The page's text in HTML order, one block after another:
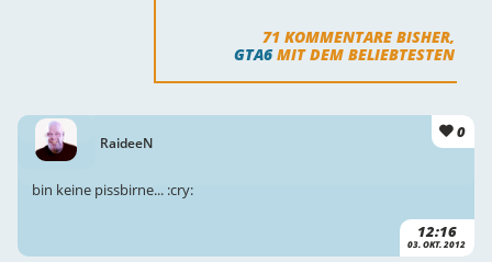
71 KOMMENTARE BISHER,
GTA6MIT DEM BELIEBTESTEN
RaideeN
0
12:16
03. OKT. 2012
bin keine pissbirne... :cry: